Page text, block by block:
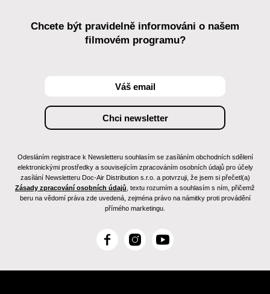
Chcete být pravidelně informováni o našem
filmovém programu?
Odesláním registrace k Newsletteru souhlasím se zasíláním obchodních sdělení
elektronickými prostředky a souvisejícím zpracováním osobních údajů pro účely
zasílání Newsletteru Doc-Air Distribution s.r.o. a potvrzuji, že jsem si přečetl(a)
Zásady zpracování osobních údajů , textu rozumím a souhlasím s ním, přičemž
beru na vědomí práva zde uvedená, zejména právo na námitky proti provádění
přímého marketingu.
F
c
I
s
Y
u